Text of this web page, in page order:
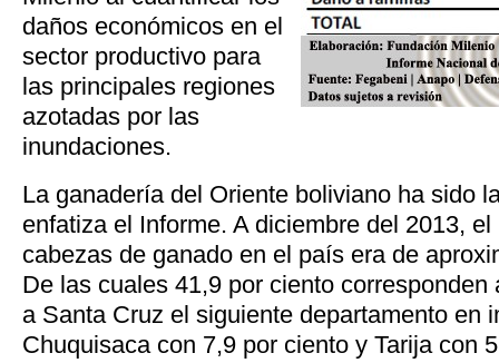
daños económicos en el
sector productivo para
las principales regiones
azotadas por las
inundaciones.
La ganadería del Oriente boliviano ha sido
enfatiza el Informe. A diciembre del 2013,
cabezas de ganado en el país era de
De las cuales 41,9 por ciento
a Santa Cruz el siguiente departamento en
Chuquisaca con 7,9 por ciento y Tarija con